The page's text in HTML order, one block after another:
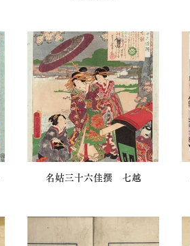
名姑三十六佳撰 七越